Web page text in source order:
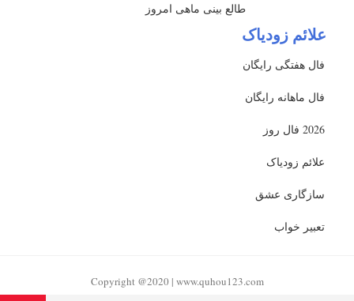
طالع بینی ماهی امروز
علائم زودیاک
فال هفتگی رایگان
فال ماهانه رایگان
2026 فال روز
علائم زودیاک
سازگاری عشق
تعبیر خواب
Copyright @2020 | www.quhou123.com